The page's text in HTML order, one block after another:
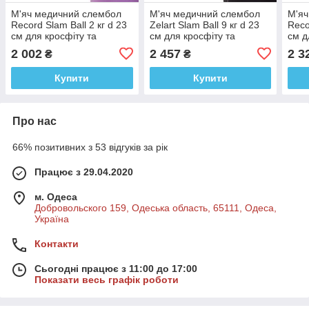
М'яч медичний слембол
Record Slam Ball 2 кг d 23
см для кросфіту та
2 002 ₴
Купити
М'яч медичний слембол
Zelart Slam Ball 9 кг d 23
см для кросфіту та
2 457₴
Купити
см
2
Про нас
66% позитивних з 53 відгуків за рік
Працює з 29.04.2020
м. Одеса
Добровольского 159, Одеська область, 65111, Одеса,
Україна
Контакти
Сьогодні працює з 11:00 до 17:00
Показати весь графік роботи